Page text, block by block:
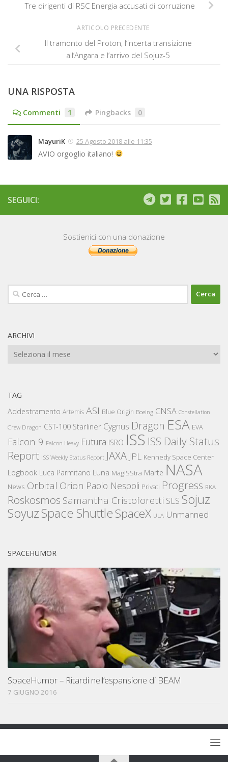
Tre dirigenti di RSC Energia accusati di corruzione
ARTICOLO PRECEDENTE
Il tramonto del Proton, l’incerta transizione
all’Angara e l’arrivo del Sojuz-5
UNA RISPOSTA
Commenti 1 Pingbacks 0
MayuriK 25 Agosto 2018 alle 11:35
AVIO orgoglio italiano!
SEGUICI:
Sostienici con una donazione
Ricerca
per:
ARCHIVI
Archivi
TAG
Addestramento Artemis ASI Blue Origin Boeing CNSA Constellation
Crew Dragon CST-100 Starliner Cygnus Dragon ESA EVA
Falcon 9 Falcon Heavy Futura ISRO ISS ISS Daily Status
Report ISS Weekly Status Report JAXA JPL Kennedy Space Center
Logbook Luca Parmitano Luna MagISStra Marte NASA
News Orbital Orion Paolo Nespoli Privati Progress RKA
Roskosmos Samantha Cristoforetti SLS Sojuz
SoyuzSpace ShuttleSpaceX ULA Unmanned
SPACEHUMOR
SpaceHumor – Ritardi nell’espansione di BEAM
7 GIUGNO 2016